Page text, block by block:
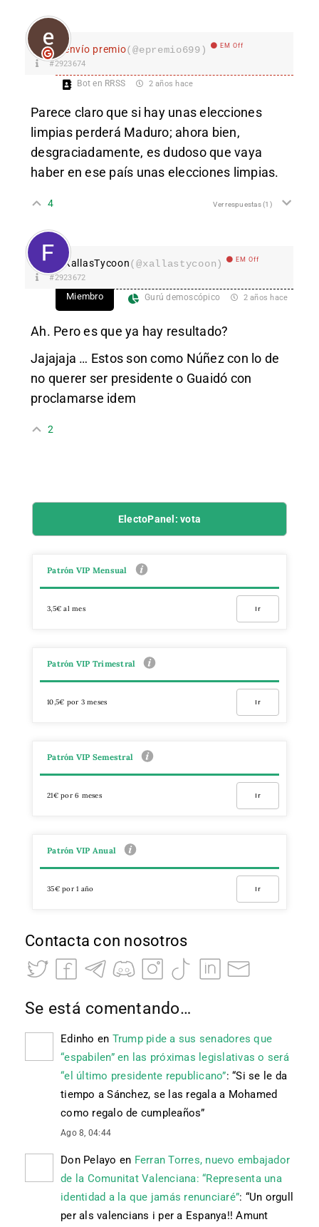
envío premio(@epremio699) EM Off
#2923674
Bot en RRSS 2 años hace
Parece claro que si hay unas elecciones
limpias perderá Maduro; ahora bien,
desgraciadamente, es dudoso que vaya
haber en ese país unas elecciones limpias.
4 Ver respuestas(1)
XallasTycoon(@xallastycoon) EM Off
#2923672
Miembro Gurú demoscópico 2 años hace
Ah. Pero es que ya hay resultado?
Jajajaja … Estos son como Núñez con lo de
no querer ser presidente o Guaidó con
proclamarse idem
2
ElectoPanel: vota
Patrón VIP Mensual
3,5€ al mes Ir
Patrón VIP Trimestral
10,5€ por 3 meses Ir
Patrón VIP Semestral
21€ por 6 meses Ir
Patrón VIP Anual
35€ por 1 año Ir
Contacta con nosotros
Se está comentando…
Edinho en Trump pide a sus senadores que
“espabilen” en las próximas legislativas o será
“el último presidente republicano”: “Si se le da
tiempo a Sánchez, se las regala a Mohamed
como regalo de cumpleaños”
Ago 8, 04:44
Don Pelayo en Ferran Torres, nuevo embajador
de la Comunitat Valenciana: “Representa una
identidad a la que jamás renunciaré”: “Un orgull
per als valencians i per a Espanya!! Amunt